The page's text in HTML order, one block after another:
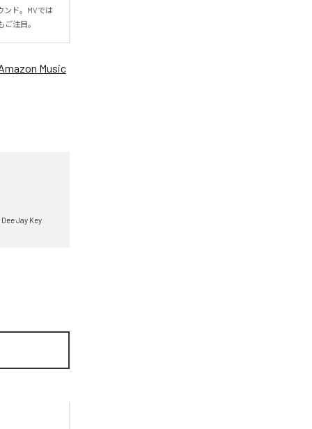
ンド。MVでは
注目。
Music
Dee Jay Key